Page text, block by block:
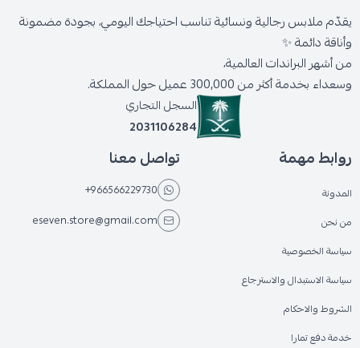
يقدّم ملابس رجالية ونسائية تناسب احتياجك اليومي، بجودة مضمونة
وأناقة دائمة ✨
من أشهر البراندات العالمية،
وسعداء بخدمة أكثر من 300,000 عميل حول المملكة.
السجل التجاري
2031106284
روابط مهمة
المدونة
من نحن
سياسة الخصوصية
سياسة الاستبدال والاسترجاع
الشروط والاحكام
خدمة دفع تمارا
تواصل معنا
+966566229730
eseven.store@gmail.com